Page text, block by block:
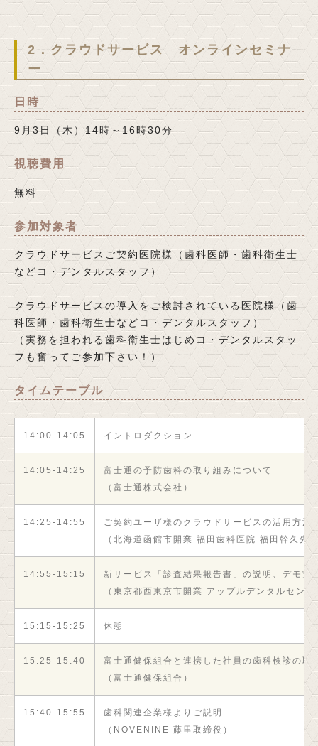
2．クラウドサービス オンラインセミナ
ー
日時
9月3日（木）14時～16時30分
視聴費用
無料
参加対象者
クラウドサービスご契約医院様（歯科医師・歯科衛生士
などコ・デンタルスタッフ）
クラウドサービスの導入をご検討されている医院様（歯
科医師・歯科衛生士などコ・デンタルスタッフ）
（実務を担われる歯科衛生士はじめコ・デンタルスタッ
フも奮ってご参加下さい！）
タイムテーブル
14:00-14:05 イントロダクション
14:05-14:25
富士通の予防歯科の取り組みについて
（富士通株式会社）
14:25-14:55
ご契約ユーザ様のクラウドサービスの活用方法
（北海道函館市開業 福田歯科医院 福田幹久先
14:55-15:15
新サービス「診査結果報告書」の説明、デモ実
（東京都西東京市開業 アップルデンタルセン
15:15-15:25 休憩
15:25-15:40
富士通健保組合と連携した社員の歯科検診の取
（富士通健保組合）
15:40-15:55
歯科関連企業様よりご説明
（NOVENINE 藤里取締役）